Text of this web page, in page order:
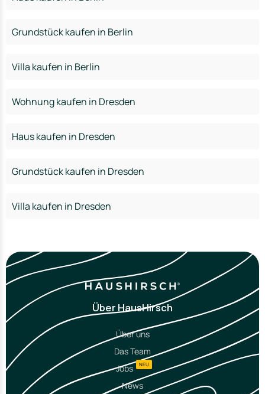
Grundstück kaufen in Berlin
Villa kaufen in Berlin
Wohnung kaufen in Dresden
Haus kaufen in Dresden
Grundstück kaufen in Dresden
Villa kaufen in Dresden
Über HausHirsch
Über uns
Das Team
Jobs
NEU
News